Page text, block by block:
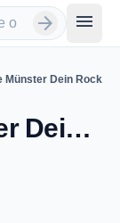
arrow_forward menu
Münster Dein Rock
Antenne Münster Dein Rock - Münster